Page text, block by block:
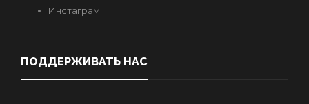
Инстаграм
ПОДДЕРЖИВАТЬ НАС